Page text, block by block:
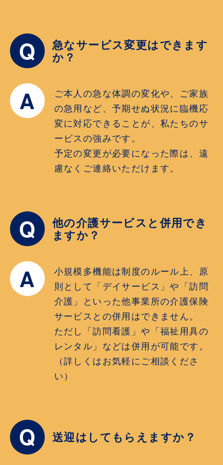
Q 急なサービス変更はできます
か？
A
ご本人の急な体調の変化や、ご家族
の急用など、予期せぬ状況に臨機応
変に対応できることが、私たちのサ
ービスの強みです。
予定の変更が必要になった際は、遠
慮なくご連絡いただけます。
Q 他の介護サービスと併用でき
ますか？
A
小規模多機能は制度のルール上、原
則として「デイサービス」や「訪問
介護」といった他事業所の介護保険
サービスとの併用はできません。
ただし「訪問看護」や「福祉用具の
レンタル」などは併用が可能です。
（詳しくはお気軽にご相談くださ
い）
Q 送迎はしてもらえますか？